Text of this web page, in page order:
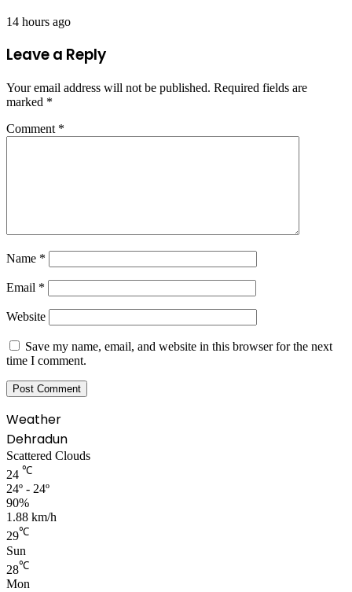
14 hours ago
Leave a Reply
Your email address will not be published. Required fields are
marked *
Comment *
Name *
Email *
Website
Save my name, email, and website in this browser for the next
time I comment.
Weather
Dehradun
Scattered Clouds
24 ℃
24º - 24º
90%
1.88 km/h
29℃
Sun
28℃
Mon